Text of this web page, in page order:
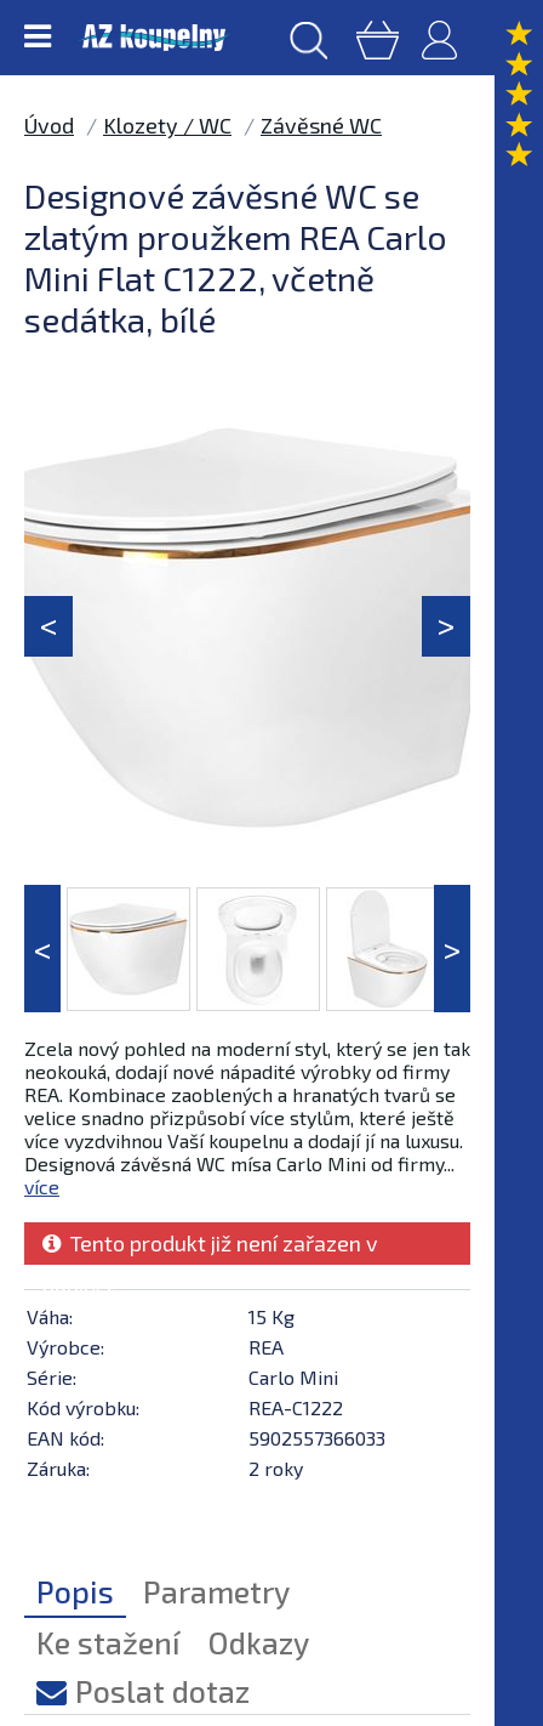
Úvod Klozety / WC Závěsné WC
Designové závěsné WC se
zlatým proužkem REA Carlo
Mini Flat C1222, včetně
sedátka, bílé
Zcela nový pohled na moderní styl, který se jen tak
neokouká, dodají nové nápadité výrobky od firmy
REA. Kombinace zaoblených a hranatých tvarů se
velice snadno přizpůsobí více stylům, které ještě
více vyzdvihnou Vaší koupelnu a dodají jí na luxusu.
Designová závěsná WC mísa Carlo Mini od firmy...
více
Tento produkt již není zařazen v
nabídce
Váha:
15 Kg
Výrobce:
REA
Série:
Carlo Mini
Kód výrobku:
REA-C1222
EAN kód:
5902557366033
Záruka:
2 roky
Popis
Parametry
Ke stažení
Odkazy
Poslat dotaz